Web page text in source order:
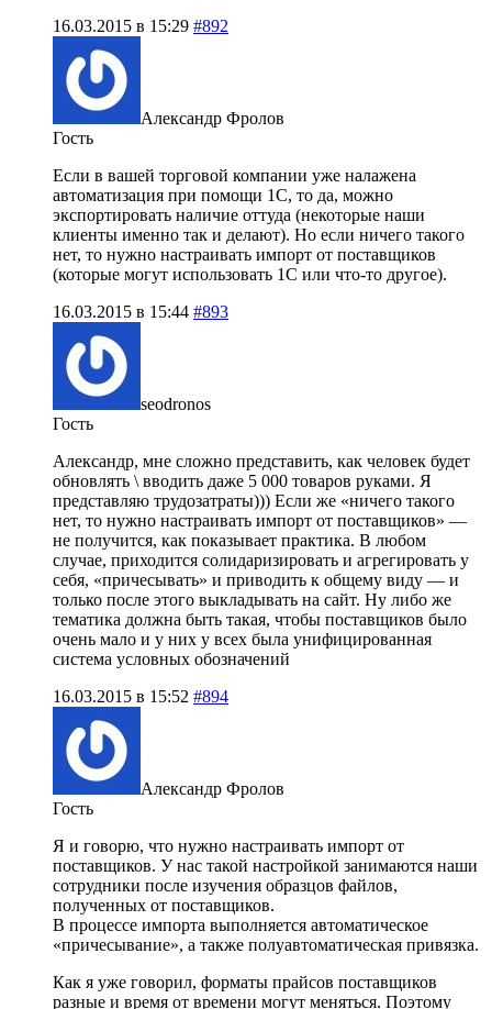
16.03.2015 в 15:29 #892
Александр Фролов
Гость
Если в вашей торговой компании уже налажена
автоматизация при помощи 1С, то да, можно
экспортировать наличие оттуда (некоторые наши
клиенты именно так и делают). Но если ничего такого
нет, то нужно настраивать импорт от поставщиков
(которые могут использовать 1С или что-то другое).
16.03.2015 в 15:44 #893
seodronos
Гость
Александр, мне сложно представить, как человек будет
обновлять \ вводить даже 5 000 товаров руками. Я
представляю трудозатраты))) Если же «ничего такого
нет, то нужно настраивать импорт от поставщиков» —
не получится, как показывает практика. В любом
случае, приходится солидаризировать и агрегировать у
себя, «причесывать» и приводить к общему виду — и
только после этого выкладывать на сайт. Ну либо же
тематика должна быть такая, чтобы поставщиков было
очень мало и у них у всех была унифицированная
система условных обозначений
16.03.2015 в 15:52 #894
Александр Фролов
Гость
Я и говорю, что нужно настраивать импорт от
поставщиков. У нас такой настройкой занимаются наши
сотрудники после изучения образцов файлов,
полученных от поставщиков.
В процессе импорта выполняется автоматическое
«причесывание», а также полуавтоматическая привязка.
Как я уже говорил, форматы прайсов поставщиков
разные и время от времени могут меняться. Поэтому